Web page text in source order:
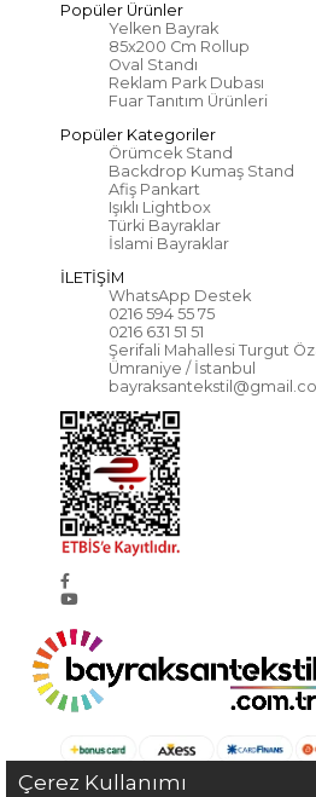
Popüler Ürünler
Yelken Bayrak
85x200 Cm Rollup
Oval Standı
Reklam Park Dubası
Fuar Tanıtım Ürünleri
Popüler Kategoriler
Örümcek Stand
Backdrop Kumaş Stand
Afiş Pankart
Işıklı Lightbox
Türki Bayraklar
İslami Bayraklar
İLETİŞİM
WhatsApp Destek
0216 594 55 75
0216 631 51 51
Şerifali Mahallesi Turgut
Ümraniye / İstanbul
Çerez Kullanımı